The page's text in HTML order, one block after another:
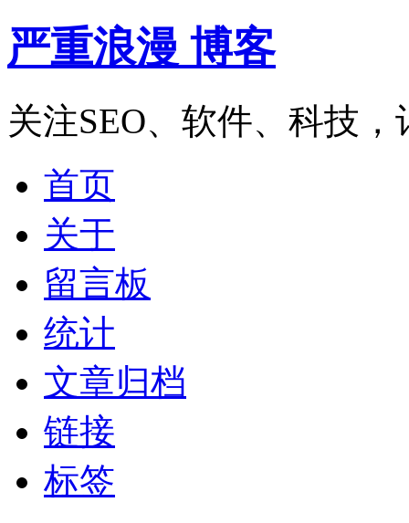
严重浪漫 博客
关注SEO、软件、科技
首页
关于
留言板
统计
文章归档
链接
标签